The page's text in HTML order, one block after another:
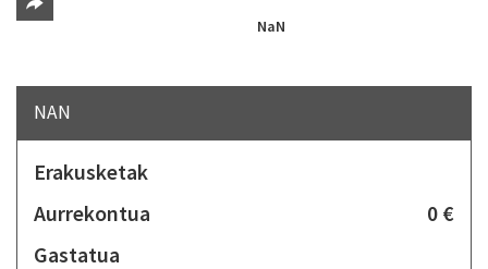
NaN
NAN
Erakusketak
Aurrekontua
0 €
Gastatua